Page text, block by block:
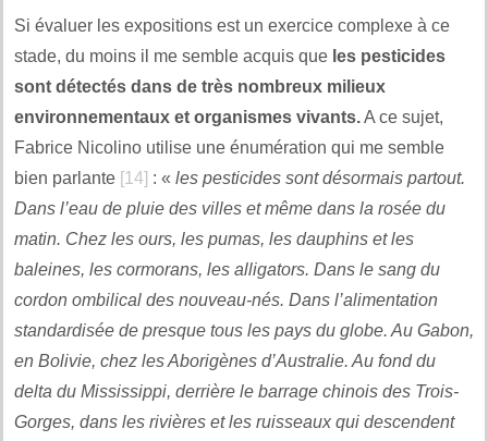
Si évaluer les expositions est un exercice complexe à ce
stade, du moins il me semble acquis que les pesticides
sont détectés dans de très nombreux milieux
environnementaux et organismes vivants.A ce sujet,
Fabrice Nicolino utilise une énumération qui me semble
bien parlante [14] : « les pesticides sont désormais partout.
Dans l’eau de pluie des villes et même dans la rosée du
matin. Chez les ours, les pumas, les dauphins et les
baleines, les cormorans, les alligators. Dans le sang du
cordon ombilical des nouveau-nés. Dans l’alimentation
standardisée de presque tous les pays du globe. Au Gabon,
en Bolivie, chez les Aborigènes d’Australie. Au fond du
delta du Mississippi, derrière le barrage chinois des Trois-
Gorges, dans les rivières et les ruisseaux qui descendent